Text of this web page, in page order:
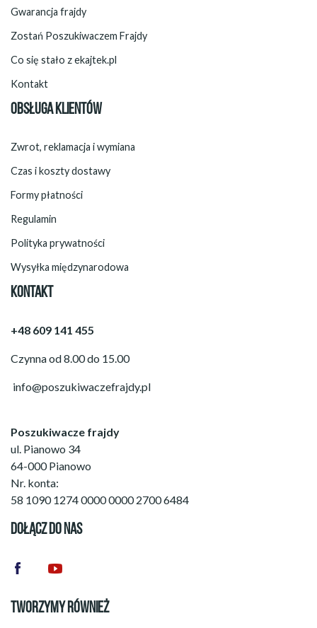
Gwarancja frajdy
Zostań Poszukiwaczem Frajdy
Co się stało z ekajtek.pl
Kontakt
OBSŁUGA KLIENTÓW
Zwrot, reklamacja i wymiana
Czas i koszty dostawy
Formy płatności
Regulamin
Polityka prywatności
Wysyłka międzynarodowa
KONTAKT
+48 609 141 455
Czynna od 8.00 do 15.00
info@poszukiwaczefrajdy.pl
Poszukiwacze frajdy
ul. Pianowo 34
64-000 Pianowo
Nr. konta:
58 1090 1274 0000 0000 2700 6484
DOŁĄCZ DO NAS
TWORZYMY RÓWNIEŻ